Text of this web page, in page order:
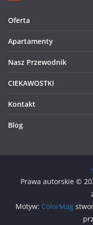
Oferta
Apartamenty
Nasz Przewodnik
CIEKAWOSTKI
Kontakt
Blog
Prawa autorskie ©
Motyw: ColorMag